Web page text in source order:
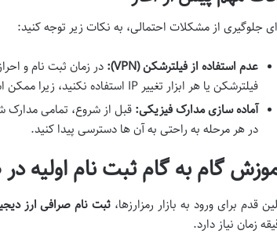
جلوگیری از مشکلات احتمالی، به نکات زیر توجه کنید:
عدم استفاده از فیلترشکن (VPN):
در زمان ثبت نام و
فیلترشکن یا هر ابزار تغییر IP استفاده نکنید، زیرا ممکن است منجر به مسدود شدن حساب یا مشکلات امنیتی شود.
آماده سازی مدارک فیزیکی: قبل از شروع، تمامی مدارک
در هر مرحله به راحتی به آن ها دسترسی پیدا کنید.
گام به گام ثبت نام اولیه
قدم برای ورود به بازار رمزارزها، ثبت نام صرافی ارز
زمان نیاز دارد.